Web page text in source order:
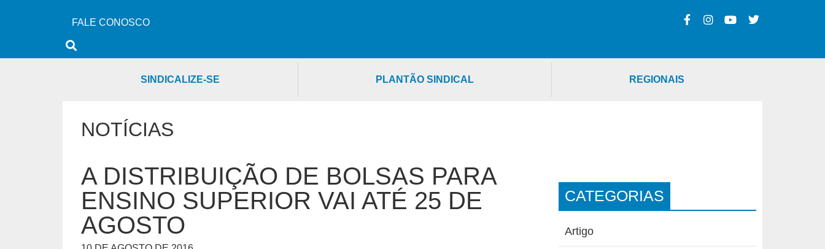
FALE CONOSCO
SINDICALIZE-SE PLANTÃO SINDICAL REGIONAIS
NOTÍCIAS
A DISTRIBUIÇÃO DE BOLSAS PARA
ENSINO SUPERIOR VAI ATÉ 25 DE
AGOSTO
CATEGORIAS
Artigo